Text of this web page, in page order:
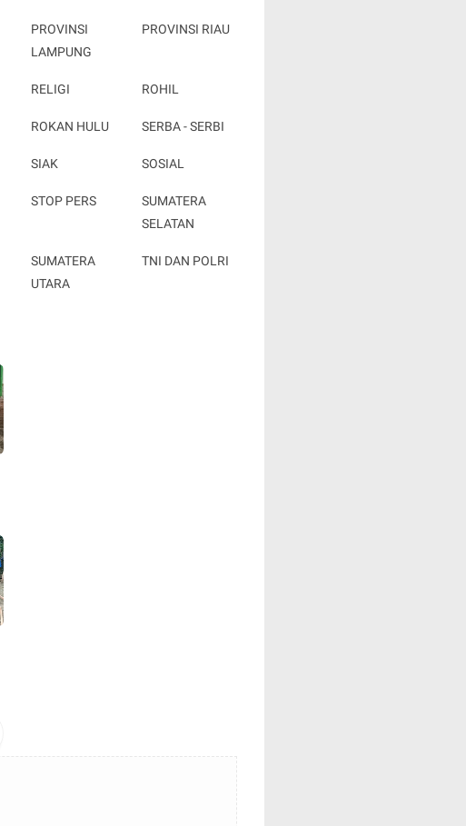
PROVINSI
LAMPUNG
PROVINSI RIAU
RELIGI ROHIL
ROKAN HULU SERBA - SERBI
SIAK SOSIAL
STOP PERS
SUMATERA
SELATAN
SUMATERA
UTARA
TNI DAN POLRI